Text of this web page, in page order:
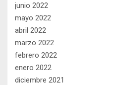
junio 2022
mayo 2022
abril 2022
marzo 2022
febrero 2022
enero 2022
diciembre 2021